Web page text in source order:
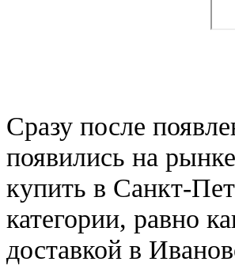
Сразу после
появились на
купить в Санкт-
категории, равно
доставкой в